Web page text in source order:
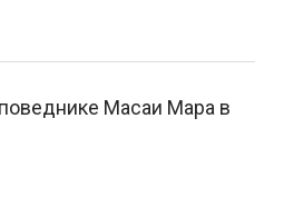
Масаи Мара в